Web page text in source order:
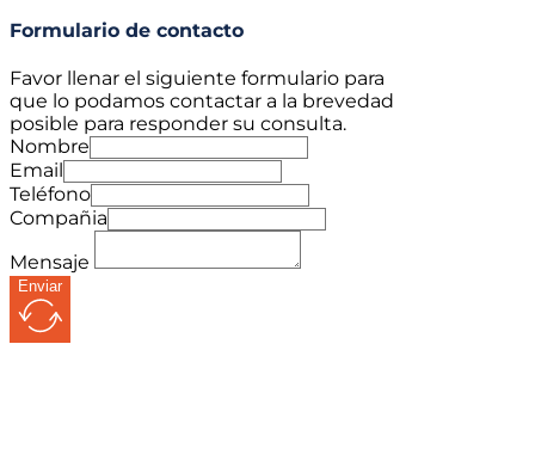
Formulario de contacto
Favor llenar el siguiente formulario para
que lo podamos contactar a la brevedad
posible para responder su consulta.
Nombre
Email
Teléfono
Compañia
Mensaje
Enviar